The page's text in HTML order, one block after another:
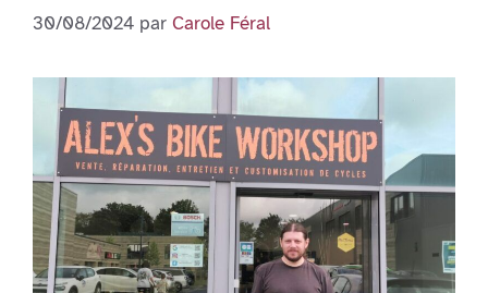
30/08/2024 par Carole Féral